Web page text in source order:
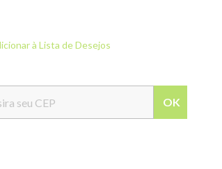
à Lista de Desejos
OK